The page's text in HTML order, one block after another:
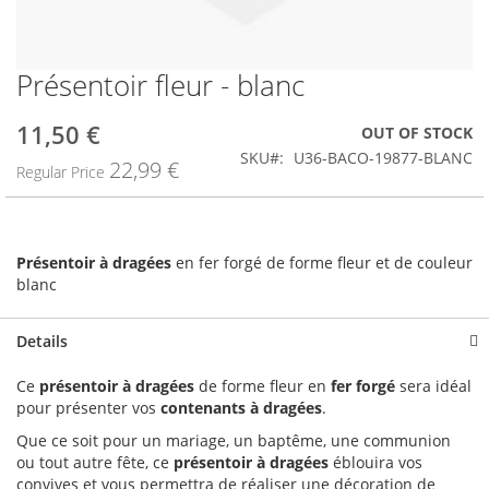
Skip
to
the
beginning
of
Présentoir fleur - blanc
Special
Price
11,50 €
Regular Price 22,99 €
OUT OF STOCK
SKU
U36-BACO-19877-BLANC
Présentoir à dragées en fer forgé de forme fleur et de couleur
blanc
Details
Ce présentoir à dragées de forme fleur en fer forgé sera idéal
pour présenter vos contenants à dragées.
Que ce soit pour un mariage, un baptême, une communion
ou tout autre fête, ce présentoir à dragées éblouira vos
convives et vous permettra de réaliser une décoration de